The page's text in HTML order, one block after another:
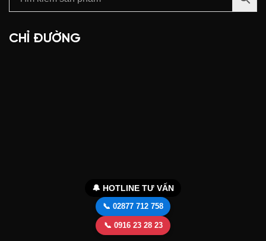
CHỈ ĐƯỜNG
🔔 HOTLINE TƯ VẤN
📞 02877 712 758
📞 0916 23 28 23